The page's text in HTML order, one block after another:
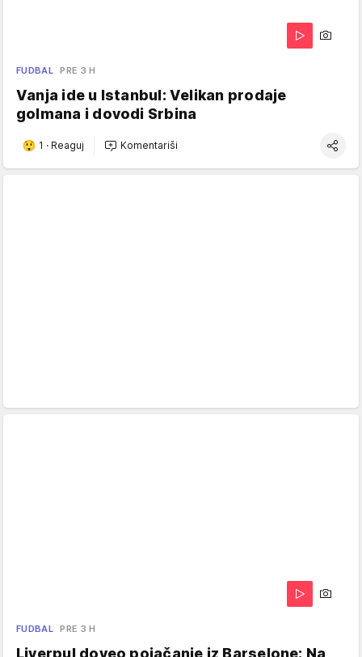
FUDBAL PRE 3 H
Vanja ide u Istanbul: Velikan prodaje
golmana i dovodi Srbina
1 · Reaguj Komentariši
FUDBAL PRE 3 H
Liverpul doveo pojačanje iz Barselone: Na